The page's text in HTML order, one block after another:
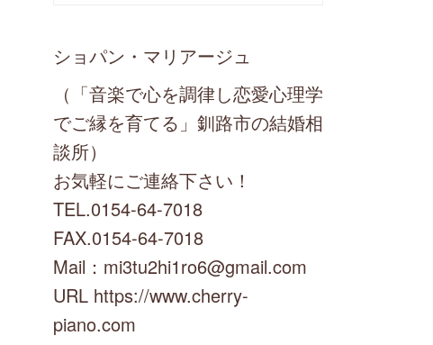
ショパン・マリアージュ
（「音楽で心を調律し恋愛心理学
でご縁を育てる」釧路市の結婚相
談所）
お気軽にご連絡下さい！
TEL.0154-64-7018
FAX.0154-64-7018
Mail：mi3tu2hi1ro6@gmail.com
URL https://www.cherry-
piano.com